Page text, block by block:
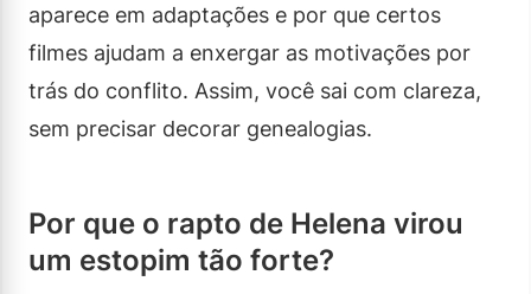
aparece em adaptações e por que certos
filmes ajudam a enxergar as motivações por
trás do conflito. Assim, você sai com clareza,
sem precisar decorar genealogias.
Por que o rapto de Helena virou
um estopim tão forte?